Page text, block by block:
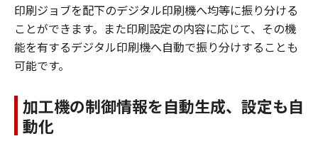
印刷ジョブを配下のデジタル印刷機へ均等に振り分ける
ことができます。また印刷設定の内容に応じて、その機
能を有するデジタル印刷機へ自動で振り分けすることも
可能です。
加工機の制御情報を自動生成、設定も自
動化